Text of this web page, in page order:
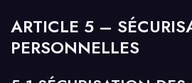
ARTICLE 5 –
PERSONNELLES